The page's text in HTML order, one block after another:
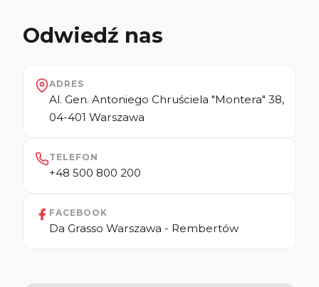
Odwiedź nas
ADRES
Al. Gen. Antoniego Chruściela "Montera" 38,
04-401 Warszawa
TELEFON
+48 500 800 200
FACEBOOK
Da Grasso Warszawa - Rembertów